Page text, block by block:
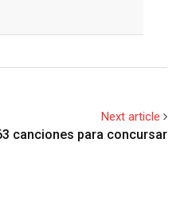
Next article
canciones para concursar